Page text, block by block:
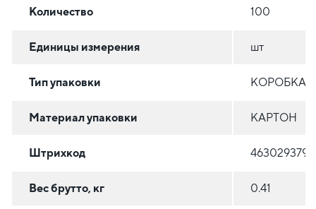
Количество 100
Единицы измерения шт
Тип упаковки КОРОБКА/
Материал упаковки КАРТОН
Штрихкод
Вес брутто, кг 0.41